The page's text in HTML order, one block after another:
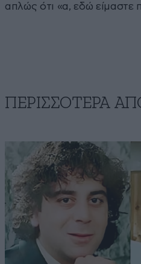
απλώς ότι «α, εδώ είμαστε
ΠΕΡΙΣΣΟΤΕΡΑ